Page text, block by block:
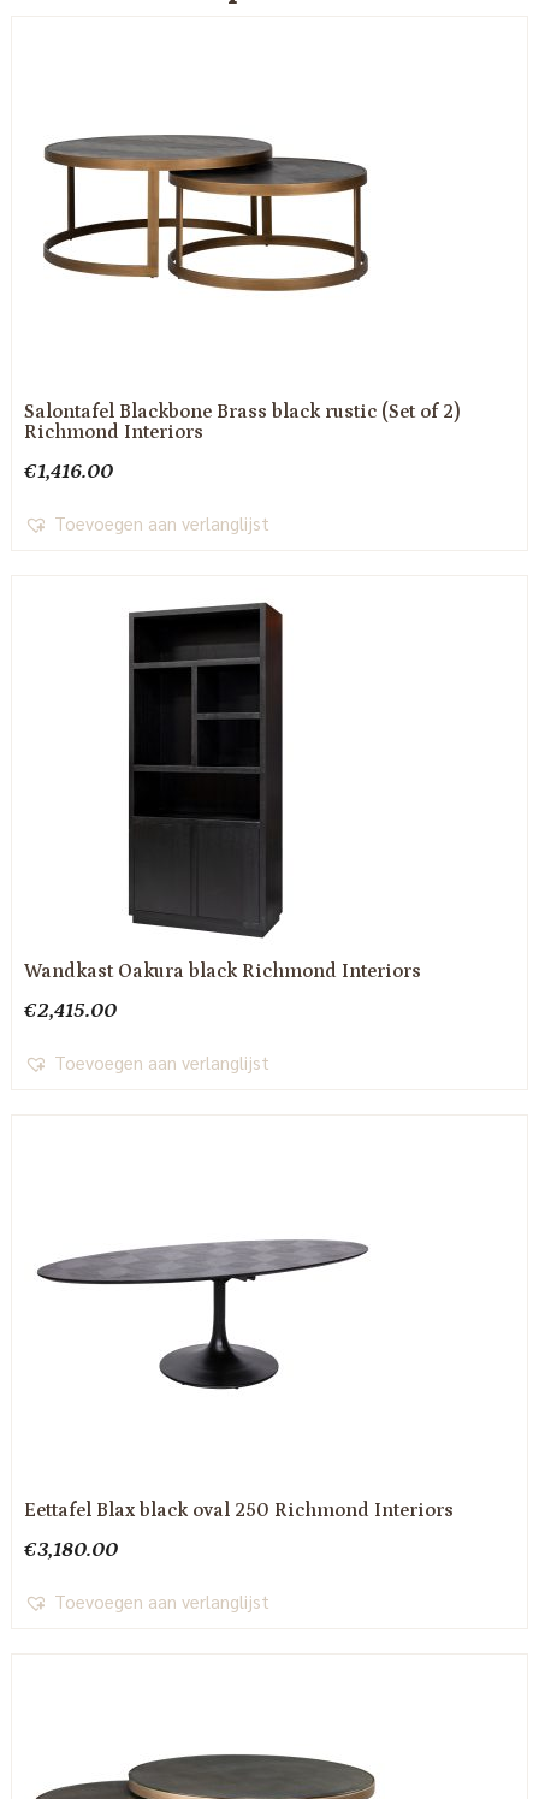
Salontafel Blackbone Brass black rustic (Set of 2)
Richmond Interiors
€1,416.00
Toevoegen aan verlanglijst
Wandkast Oakura black Richmond Interiors
€2,415.00
Toevoegen aan verlanglijst
Eettafel Blax black oval 250 Richmond Interiors
€3,180.00
Toevoegen aan verlanglijst